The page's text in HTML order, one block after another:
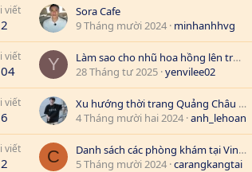
viết
2
Sora Cafe
9 Tháng mười 2024 minhanhhvg
viết Y
Làm sao cho nhũ hoa hồng lên trở lại?
28 Tháng tư 2025 yenvilee02
viết
6
Xu hướng thời trang Quảng Châu 2024: Đổi mới và đa dạng cùng CNBUY
4 Tháng mười hai 2024 anh_lehoang1
viết
2 C
Danh sách các phòng khám tại Vinhomes Ocean Park 1
5 Tháng mười 2024 carangkangtai